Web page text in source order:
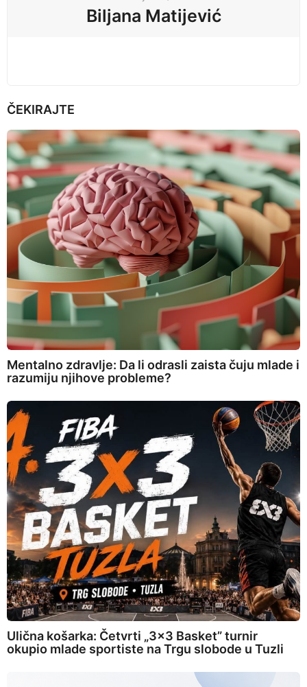
Biljana Matijević
ČEKIRAJTE
Mentalno zdravlje: Da li odrasli zaista čuju mlade i
razumiju njihove probleme?
Ulična košarka: Četvrti „3×3 Basket” turnir
okupio mlade sportiste na Trgu slobode u Tuzli